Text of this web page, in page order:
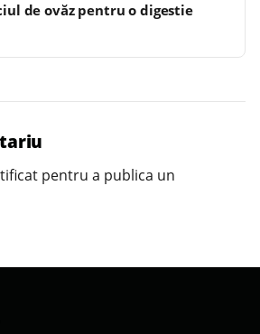
de ovăz pentru o digestie
pentru a publica un